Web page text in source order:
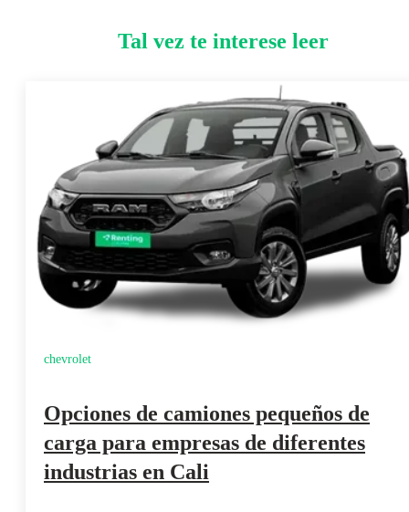
Tal vez te interese leer
chevrolet
Opciones de camiones pequeños de
carga para empresas de diferentes
industrias en Cali